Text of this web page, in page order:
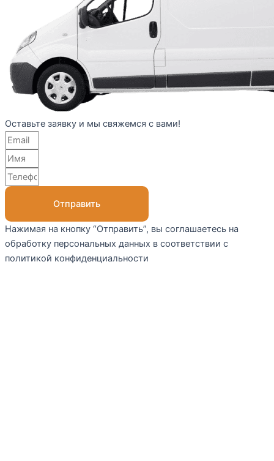
Оставьте заявку и мы свяжемся с вами!
Отправить
Нажимая на кнопку “Отправить”, вы соглашаетесь на
обработку персональных данных в соответствии с
политикой конфиденциальности